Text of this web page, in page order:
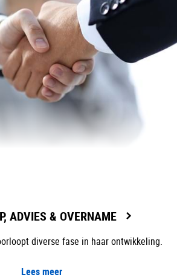
ADVIES & OVERNAME
diverse fase in haar ontwikkeling.
Lees meer